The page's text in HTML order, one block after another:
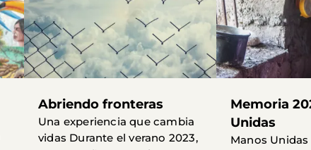
Abriendo fronteras
Una experiencia que cambia
vidas Durante el verano 2023,
Memoria
Unidas
Manos